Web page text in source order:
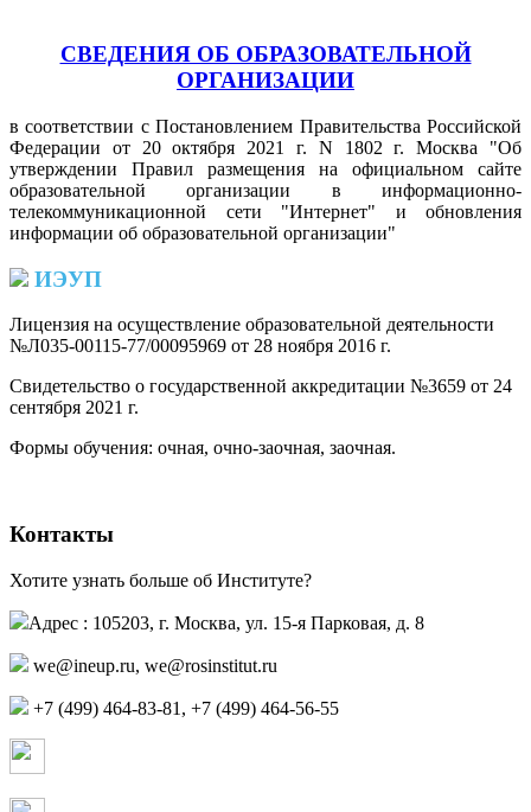
СВЕДЕНИЯ ОБ ОБРАЗОВАТЕЛЬНОЙ
ОРГАНИЗАЦИИ
в соответствии с Постановлением Правительства Российской
Федерации от 20 октября 2021 г. N 1802 г. Москва "Об
утверждении Правил размещения на официальном сайте
образовательной организации в информационно-
телекоммуникационной сети "Интернет" и обновления
информации об образовательной организации"
ИЭУП
Лицензия на осуществление образовательной деятельности
№Л035-00115-77/00095969 от 28 ноября 2016 г.
Свидетельство о государственной аккредитации №3659 от 24
сентября 2021 г.
Формы обучения: очная, очно-заочная, заочная.
Контакты
Хотите узнать больше об Институте?
Адрес : 105203, г. Москва, ул. 15-я Парковая, д. 8
we@ineup.ru, we@rosinstitut.ru
+7 (499) 464-83-81, +7 (499) 464-56-55